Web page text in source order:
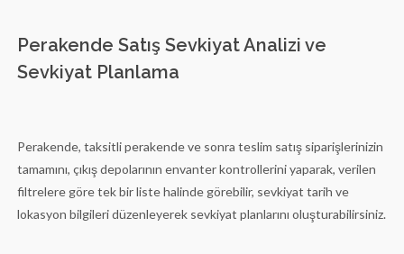
Perakende Satış Sevkiyat Analizi ve
Sevkiyat Planlama
Perakende, taksitli perakende ve sonra teslim satış siparişlerinizin
tamamını, çıkış depolarının envanter kontrollerini yaparak, verilen
filtrelere göre tek bir liste halinde görebilir, sevkiyat tarih ve
lokasyon bilgileri düzenleyerek sevkiyat planlarını oluşturabilirsiniz.